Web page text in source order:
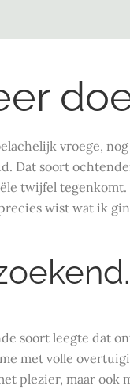
vroege,
Dat soort
twijfel tegenkomt.
wist wat ik
soort leegte dat
met volle
plezier, maar ook